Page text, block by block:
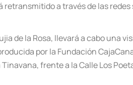
a través de las
de la Rosa, llevará a cabo una
por la Fundación
frente a la Calle Los